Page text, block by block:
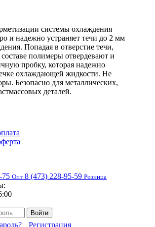
системы охлаждения
и надежно устраняет течи до 2 мм
Попадая в отверстие течи,
полимеры отвердевают и
пробку, которая надежно
охлаждающей жидкости. Не
Безопасно для металлических,
деталей.
75 Опт 8 (473) 228-95-59 Розница
Войти
Регистрация